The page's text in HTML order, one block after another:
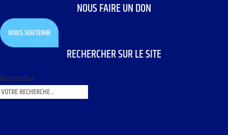
NOUS FAIRE UN DON
NOUS SOUTENIR
RECHERCHER SUR LE SITE
Rechercher